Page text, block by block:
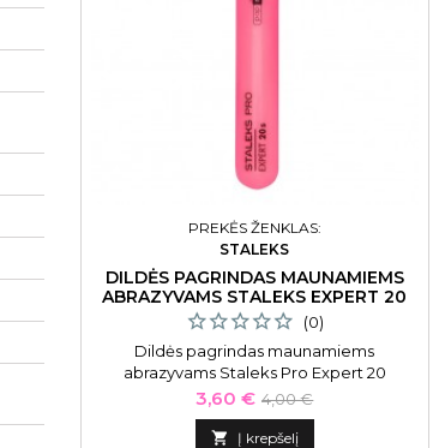
PREKĖS ŽENKLAS:
STALEKS
DILDĖS PAGRINDAS MAUNAMIEMS
ABRAZYVAMS STALEKS EXPERT 20
(0)
Dildės pagrindas maunamiems
abrazyvams Staleks Pro Expert 20
Slanted Plastic Nail File Base _PMSPBE-
20
Kaina
3,60 € Bazinė
kaina
4,00 €
 Į krepšelį